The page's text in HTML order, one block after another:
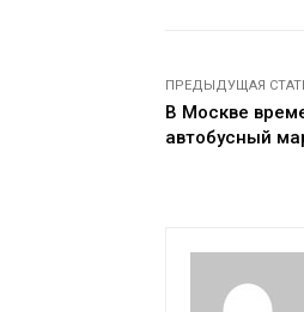
ПРЕДЫДУЩАЯ
В Москве
автобусный